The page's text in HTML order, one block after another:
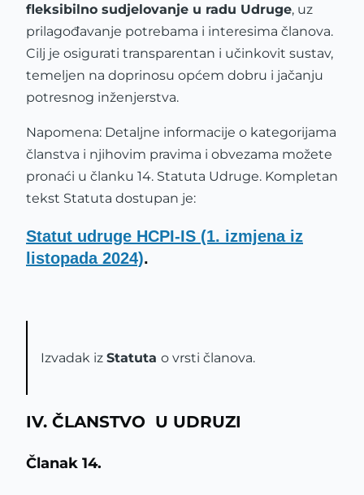
fleksibilno sudjelovanje u radu Udruge, uz
prilagođavanje potrebama i interesima članova.
Cilj je osigurati transparentan i učinkovit sustav,
temeljen na doprinosu općem dobru i jačanju
potresnog inženjerstva.
Napomena: Detaljne informacije o kategorijama
članstva i njihovim pravima i obvezama možete
pronaći u članku 14. Statuta Udruge. Kompletan
tekst Statuta dostupan je:
Statut udruge HCPI-IS (1. izmjena iz
listopada 2024).
Izvadak iz Statuta o vrsti članova.
IV. ČLANSTVO U UDRUZI
Članak 14.